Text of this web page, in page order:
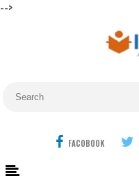
-->
FACOBOOK